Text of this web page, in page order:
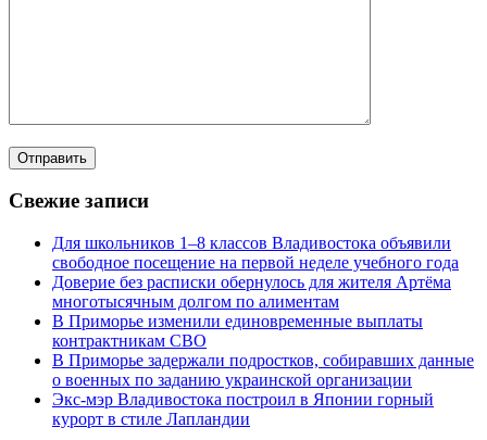
Свежие записи
Для школьников 1–8 классов Владивостока объявили
свободное посещение на первой неделе учебного года
Доверие без расписки обернулось для жителя Артёма
многотысячным долгом по алиментам
В Приморье изменили единовременные выплаты
контрактникам СВО
В Приморье задержали подростков, собиравших данные
о военных по заданию украинской организации
Экс-мэр Владивостока построил в Японии горный
курорт в стиле Лапландии